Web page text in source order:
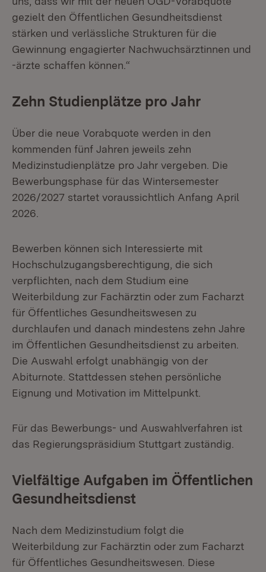
gezielt den Öffentlichen Gesundheitsdienst
stärken und verlässliche Strukturen für die
Gewinnung engagierter Nachwuchsärztinnen und
-ärzte schaffen können.“
Zehn Studienplätze pro Jahr
Über die neue Vorabquote werden in den
kommenden fünf Jahren jeweils zehn
Medizinstudienplätze pro Jahr vergeben. Die
Bewerbungsphase für das Wintersemester
2026/2027 startet voraussichtlich Anfang April
2026.
Bewerben können sich Interessierte mit
Hochschulzugangsberechtigung, die sich
verpflichten, nach dem Studium eine
Weiterbildung zur Fachärztin oder zum Facharzt
für Öffentliches Gesundheitswesen zu
durchlaufen und danach mindestens zehn Jahre
im Öffentlichen Gesundheitsdienst zu arbeiten.
Die Auswahl erfolgt unabhängig von der
Abiturnote. Stattdessen stehen persönliche
Eignung und Motivation im Mittelpunkt.
Für das Bewerbungs- und Auswahlverfahren ist
das Regierungspräsidium Stuttgart zuständig.
Vielfältige Aufgaben im Öffentlichen
Gesundheitsdienst
Nach dem Medizinstudium folgt die
Weiterbildung zur Fachärztin oder zum Facharzt
für Öffentliches Gesundheitswesen. Diese